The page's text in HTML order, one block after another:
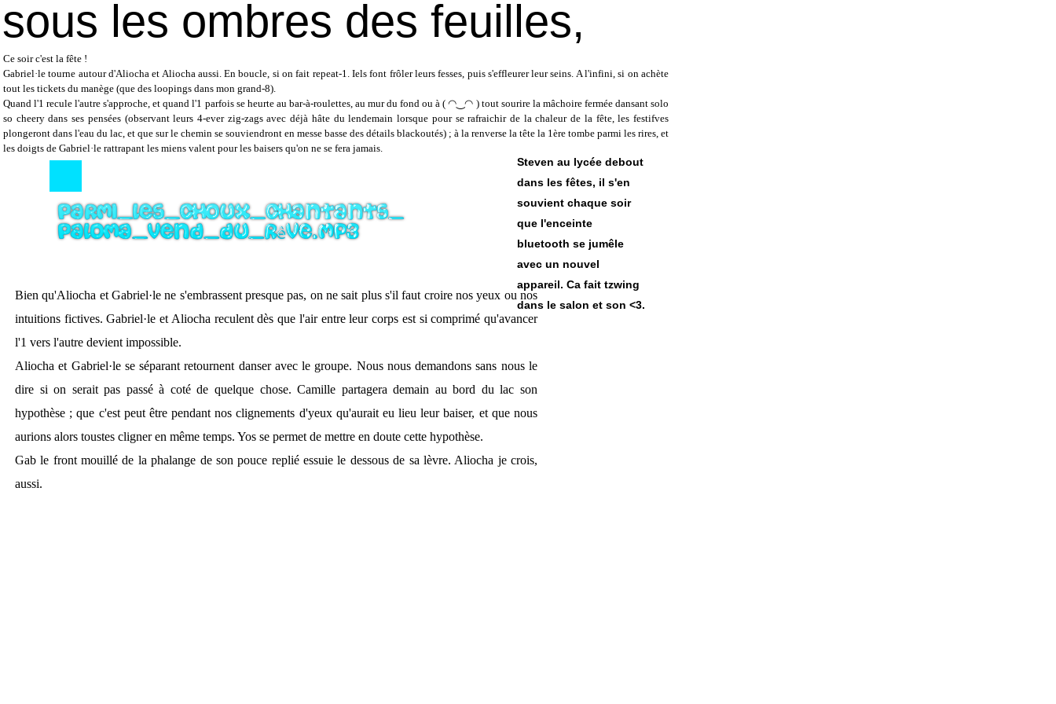
sous les ombres des feuilles,
Ce soir c'est la fête !
Gabriel·le tourne autour d'Aliocha et Aliocha aussi. En boucle, si on fait repeat-1. Iels font frôler leurs fesses, puis s'effleurer leur seins. A l'infini, si on achète
tout les tickets du manège (que des loopings dans mon grand-8).
Quand l'1 recule l'autre s'approche, et quand l'1 parfois se heurte au bar-à-roulettes, au mur du fond ou à ( ◠‿◠ ) tout sourire la mâchoire fermée dansant solo
so cheery dans ses pensées (observant leurs 4-ever zig-zags avec déjà hâte du lendemain lorsque pour se rafraichir de la chaleur de la fête, les festifves
plongeront dans l'eau du lac, et que sur le chemin se souviendront en messe basse des détails blackoutés) ; à la renverse la tête la 1ère tombe parmi les rires, et
les doigts de Gabriel·le rattrapant les miens valent pour les baisers qu'on ne se fera jamais.
Bien qu'Aliocha et Gabriel·le ne s'embrassent presque pas, on ne sait plus s'il faut croire nos yeux ou nos
intuitions fictives. Gabriel·le et Aliocha reculent dès que l'air entre leur corps est si comprimé qu'avancer
l'1 vers l'autre devient impossible.
Aliocha et Gabriel·le se séparant retournent danser avec le groupe. Nous nous demandons sans nous le
dire si on serait pas passé à coté de quelque chose. Camille partagera demain au bord du lac son
hypothèse ; que c'est peut être pendant nos clignements d'yeux qu'aurait eu lieu leur baiser, et que nous
aurions alors toustes cligner en même temps. Yos se permet de mettre en doute cette hypothèse.
Gab le front mouillé de la phalange de son pouce replié essuie le dessous de sa lèvre. Aliocha je crois,
aussi.
Steven au lycée debout
dans les fêtes, il s'en
souvient chaque soir
que l'enceinte
bluetooth se jumêle
avec un nouvel
appareil. Ca fait tzwing
dans le salon et son <3.